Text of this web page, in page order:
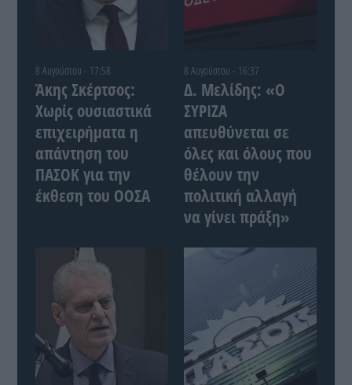
8 Αυγούστου - 17:58
Άκης Σκέρτσος:
Χωρίς ουσιαστικά
επιχειρήματα η
απάντηση του
ΠΑΣΟΚ για την
έκθεση του ΟΟΣΑ
8 Αυγούστου - 16:37
Δ. Μελίδης: «Ο
ΣΥΡΙΖΑ
απευθύνεται σε
όλες και όλους που
θέλουν την
πολιτική αλλαγή
να γίνει πράξη»